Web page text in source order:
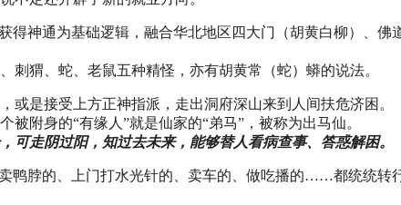
得神通为基础逻辑，融合华北地区四大门（胡黄白柳）、佛
猬、蛇、老鼠五种精怪，亦有胡黄常（蛇）蟒的说法。
是接受上方正神指派，走出洞府深山来到人间扶危济困。
附身的“有缘人”就是仙家的“弟马”，被称为出马仙。
走阴过阳，知过去未来，能够替人看病查事、答惑解困。
鸭脖的、上门打水光针的、卖车的、做吃播的……都统统转